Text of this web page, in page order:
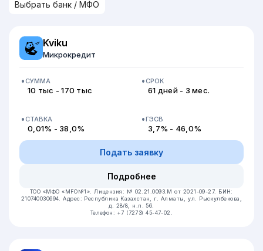
Kviku
Микрокредит
СУММА
10 тыс - 170 тыс
СРОК
61 дней - 3 мес.
СТАВКА
0,01% - 38,0%
ГЭСВ
3,7% - 46,0%
Подать заявку
Подробнее
ТОО «МФО «MFO№1». Лицензия: № 02.21.0093.М от 2021-09-27. БИН:
210740030694.Адрес: Республика Казахстан, г. Алматы, ул. Рыскулбекова,
д. 28/8, н.п. 56.
Телефон: +7 (7273) 45-47-02.